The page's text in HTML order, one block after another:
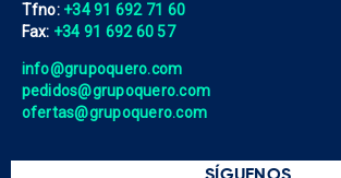
Tfno: +34 91 692 71 60
Fax: +34 91 692 60 57
info@grupoquero.com
pedidos@grupoquero.com
ofertas@grupoquero.com